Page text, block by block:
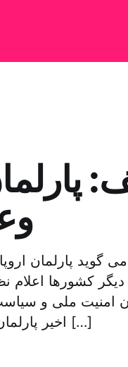
گوید پارلمان
کشورها اعلام
امنیت ملی و
اخیر پارلمان اروپا درباره ایران واکنش نشان داد و گفت […]